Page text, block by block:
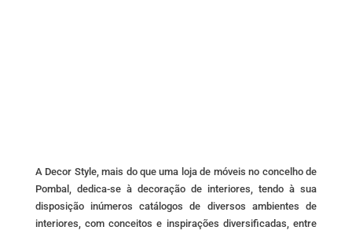
A Decor Style, mais do que uma loja de móveis no concelho de
Pombal, dedica-se à decoração de interiores, tendo à sua
disposição inúmeros catálogos de diversos ambientes de
interiores, com conceitos e inspirações diversificadas, entre